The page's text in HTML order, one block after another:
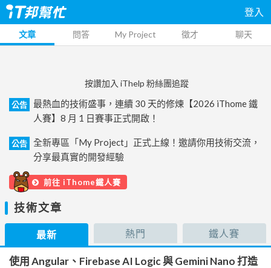
登入
文章 問答 My Project 徵才 聊天
按讚加入 iThelp 粉絲團追蹤
公告
最熱血的技術盛事，連續 30 天的修煉【2026 iThome 鐵
人賽】8 月 1 日賽事正式開啟！
公告
全新專區「My Project」正式上線！邀請你用技術交流，
分享最真實的開發經驗
前往 iThome鐵人賽
技術文章
最新 熱門 鐵人賽
使用 Angular、Firebase AI Logic 與 Gemini Nano 打造